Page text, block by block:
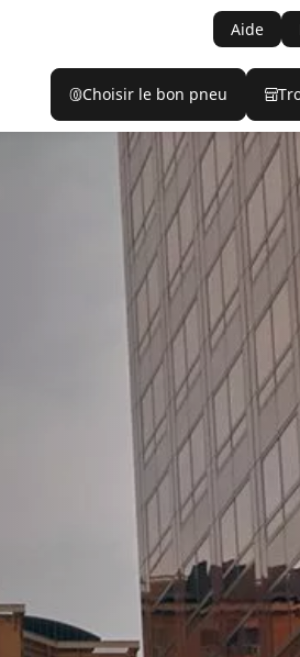
Aide
Choisir le bon pneu